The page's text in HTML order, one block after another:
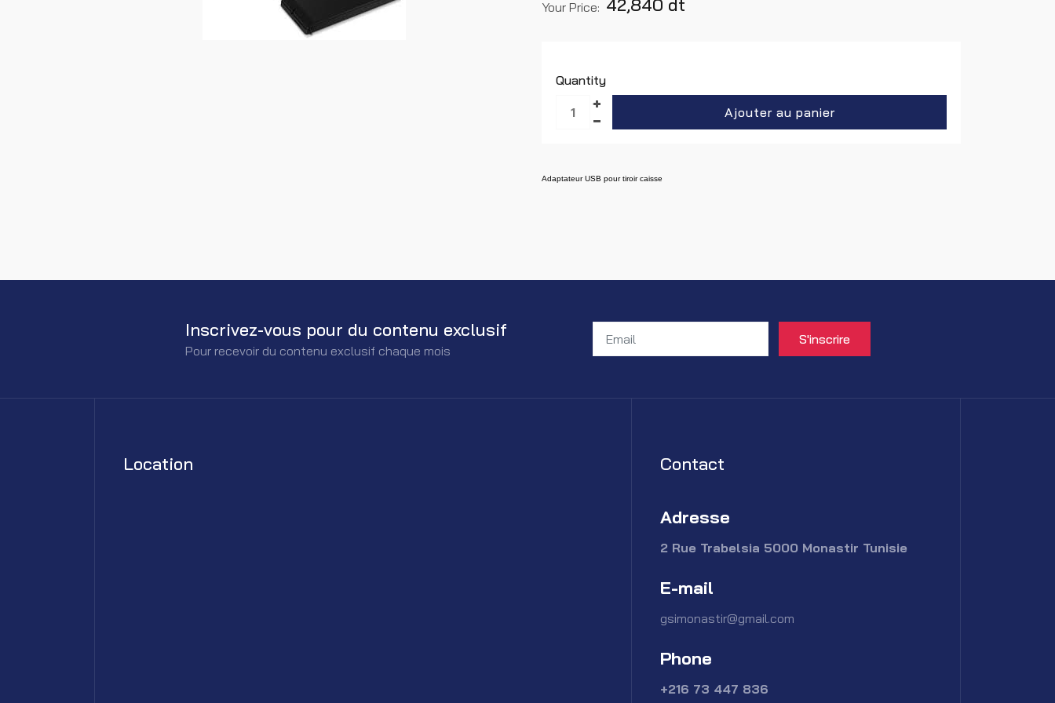
Your Price: 42,840 dt
Quantity
Adaptateur USB pour tiroir caisse
Inscrivez-vous pour du contenu exclusif
Pour recevoir du contenu exclusif chaque mois
Location Contact
Adresse
2 Rue Trabelsia 5000 Monastir Tunisie
E-mail
gsimonastir@gmail.com
Phone
+216 73 447 836